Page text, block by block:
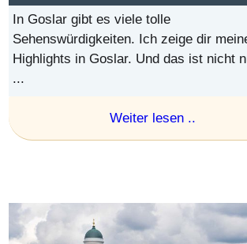
In Goslar gibt es viele tolle
Sehenswürdigkeiten. Ich zeige dir
Highlights in Goslar. Und das ist nicht
...
Weiter lesen ..